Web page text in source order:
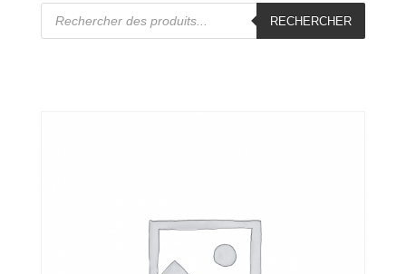
Recherche
RECHERCHER